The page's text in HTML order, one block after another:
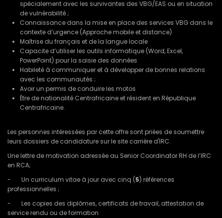
spécialement avec les survivantes des VBG/EAS ou en situation
de vulnérabilité ;
Connaissance dans la mise en place des services VBG dans le
contexte d’urgence (Approche mobile et distance)
Maîtrise du français et de la langue locale
Capacite d’utiliser les outils informatique (Word, Excel,
PowerPoint) pour la saisie des données
Habileté à communiquer et à développer de bonnes relations
avec les communautés ;
Avoir un permis de conduire les motos
Être de nationalité Centrafricaine et résident en République
Centrafricaine.
Les personnes intéressées par cette offre sont priées de soumettre
leurs dossiers de candidature sur le site carrière d'IRC.
Une lettre de motivation adressée au Senior Coordinator RH de l’IRC
en RCA;
- Un curriculum vitae à jour avec cinq (5) références
professionnelles ;
- Les copies des diplômes, certificats de travail, attestation de
service rendu ou de formation